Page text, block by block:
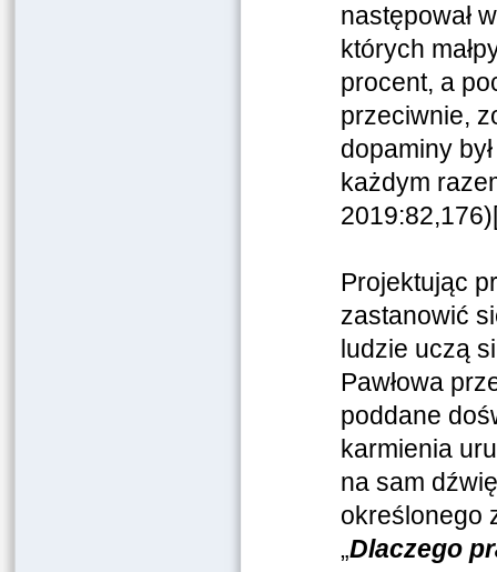
następował
których
procent, a
przeciwnie,
dopaminy
każdym
Projektując
zastanowić
ludzie uczą
Pawłowa
poddane
karmienia
na sam
określonego
„Dlaczego